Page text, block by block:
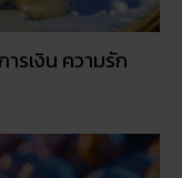
รเงิน ความรัก